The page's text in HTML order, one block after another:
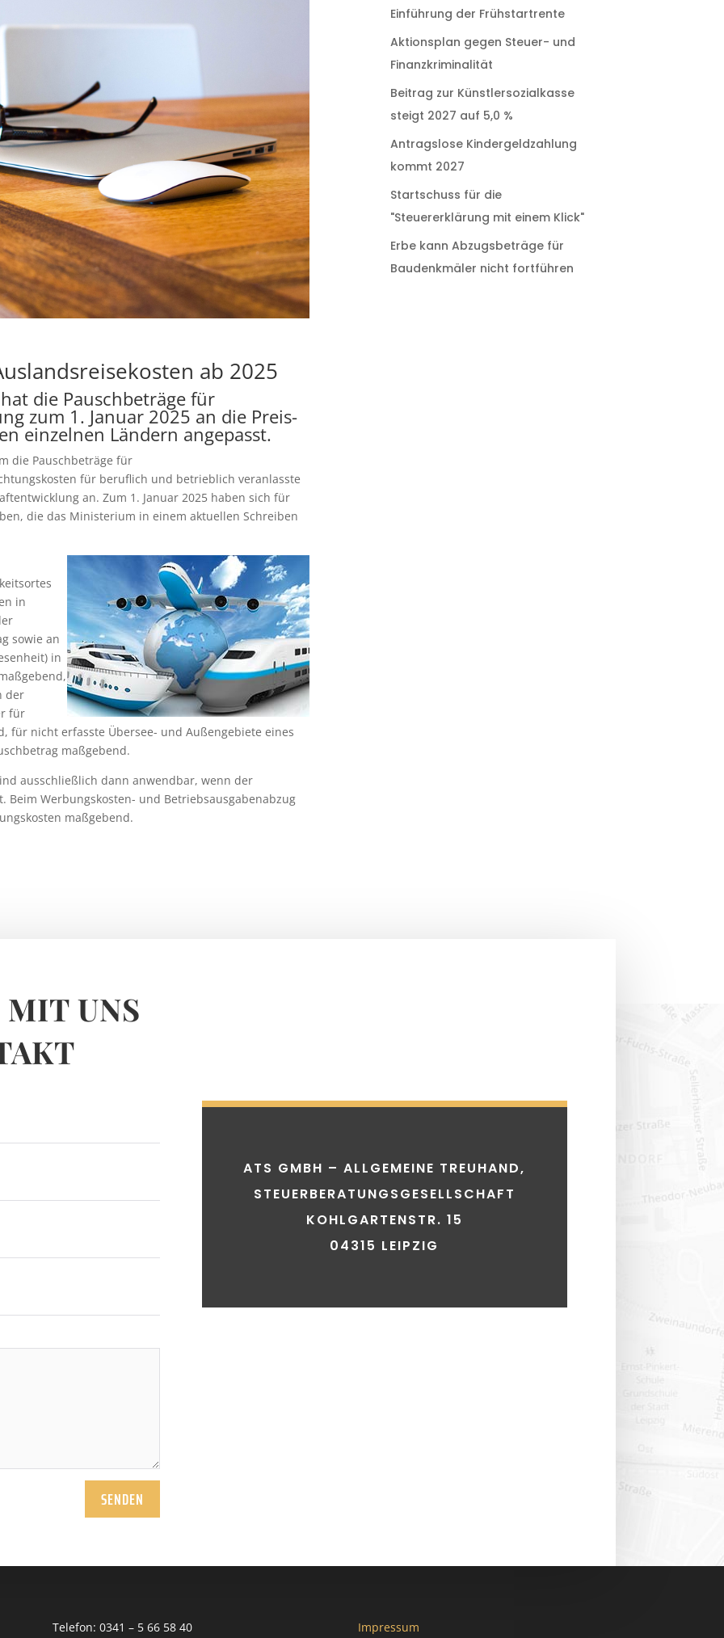
ab 2025
die Pauschbeträge für
zum 1. Januar 2025 an die Preis-
einzelnen Ländern angepasst.
die Pauschbeträge für
für beruflich und betrieblich veranlasste
an. Zum 1. Januar 2025 haben sich für
die das Ministerium in einem aktuellen Schreiben
in
sowie an
in
der
für
für nicht erfasste Übersee- und Außengebiete eines
maßgebend.
ausschließlich dann anwendbar, wenn der
Werbungskosten- und Betriebsausgabenabzug
maßgebend.
Einführung der Frühstartrente
Aktionsplan gegen Steuer- und
Finanzkriminalität
Beitrag zur Künstlersozialkasse
steigt 2027 auf 5,0 %
Antragslose Kindergeldzahlung
kommt 2027
Startschuss für die
"Steuererklärung mit einem Klick"
Erbe kann Abzugsbeträge für
Baudenkmäler nicht fortführen
UNS
SENDEN
ATS GMBH – ALLGEMEINE TREUHAND,
STEUERBERATUNGSGESELLSCHAFT
KOHLGARTENSTR. 15
04315 LEIPZIG
Telefon: 0341 – 5 66 58 40 Impressum